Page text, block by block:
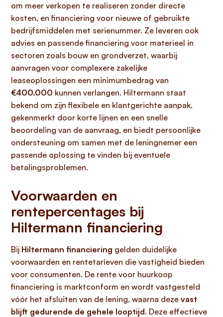
om meer verkopen te realiseren zonder directe
kosten, en financiering voor nieuwe of gebruikte
bedrijfsmiddelen met serienummer. Ze leveren ook
advies en passende financiering voor materieel in
sectoren zoals bouw en grondverzet, waarbij
aanvragen voor complexere zakelijke
leaseoplossingen een minimumbedrag van
€400.000 kunnen verlangen. Hiltermann staat
bekend om zijn flexibele en klantgerichte aanpak,
gekenmerkt door korte lijnen en een snelle
beoordeling van de aanvraag, en biedt persoonlijke
ondersteuning om samen met de leningnemer een
passende oplossing te vinden bij eventuele
betalingsproblemen.
Voorwaarden en
rentepercentages bij
Hiltermann financiering
Bij Hiltermann financiering gelden duidelijke
voorwaarden en rentetarieven die vastigheid bieden
voor consumenten. De rente voor huurkoop
financiering is marktconform en wordt vastgesteld
vóór het afsluiten van de lening, waarna deze vast
blijft gedurende de gehele looptijd. Deze effectieve